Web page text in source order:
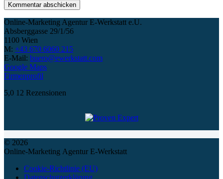
Kommentar abschicken
Online-Marketing Agentur E-Werkstatt e.U.
Absberggasse 29/1/56
1100 Wien
M: +43 670 6060 215
E-Mail: buero@ewerkstatt.com
Google Maps
Firmenprofil
5,0 12 Rezensionen
© 2026
Online-Marketing Agentur E-Werkstatt
Cookie-Richtlinie (EU)
Datenschutzerklärung